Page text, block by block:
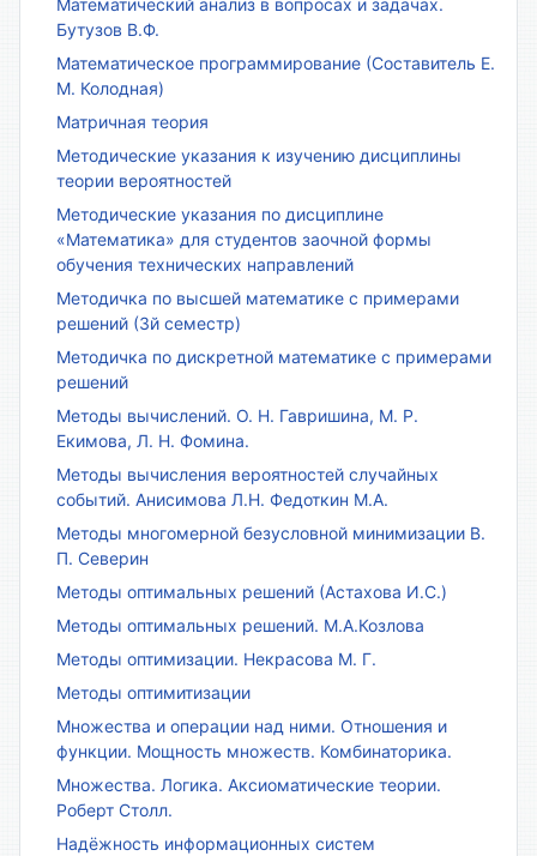
Математический анализ в вопросах и задачах.
Бутузов В.Ф.
Математическое программирование (Составитель Е.
М. Колодная)
Матричная теория
Методические указания к изучению дисциплины
теории вероятностей
Методические указания по дисциплине
«Математика» для студентов заочной формы
обучения технических направлений
Методичка по высшей математике с примерами
решений (3й семестр)
Методичка по дискретной математике с примерами
решений
Методы вычислений. О. Н. Гавришина, М. Р.
Екимова, Л. Н. Фомина.
Методы вычисления вероятностей случайных
событий. Анисимова Л.Н. Федоткин М.А.
Методы многомерной безусловной минимизации В.
П. Северин
Методы оптимальных решений (Астахова И.С.)
Методы оптимальных решений. М.А.Козлова
Методы оптимизации. Некрасова М. Г.
Методы оптимитизации
Множества и операции над ними. Отношения и
функции. Мощность множеств. Комбинаторика.
Множества. Логика. Аксиоматические теории.
Роберт Столл.
Надёжность информационных систем